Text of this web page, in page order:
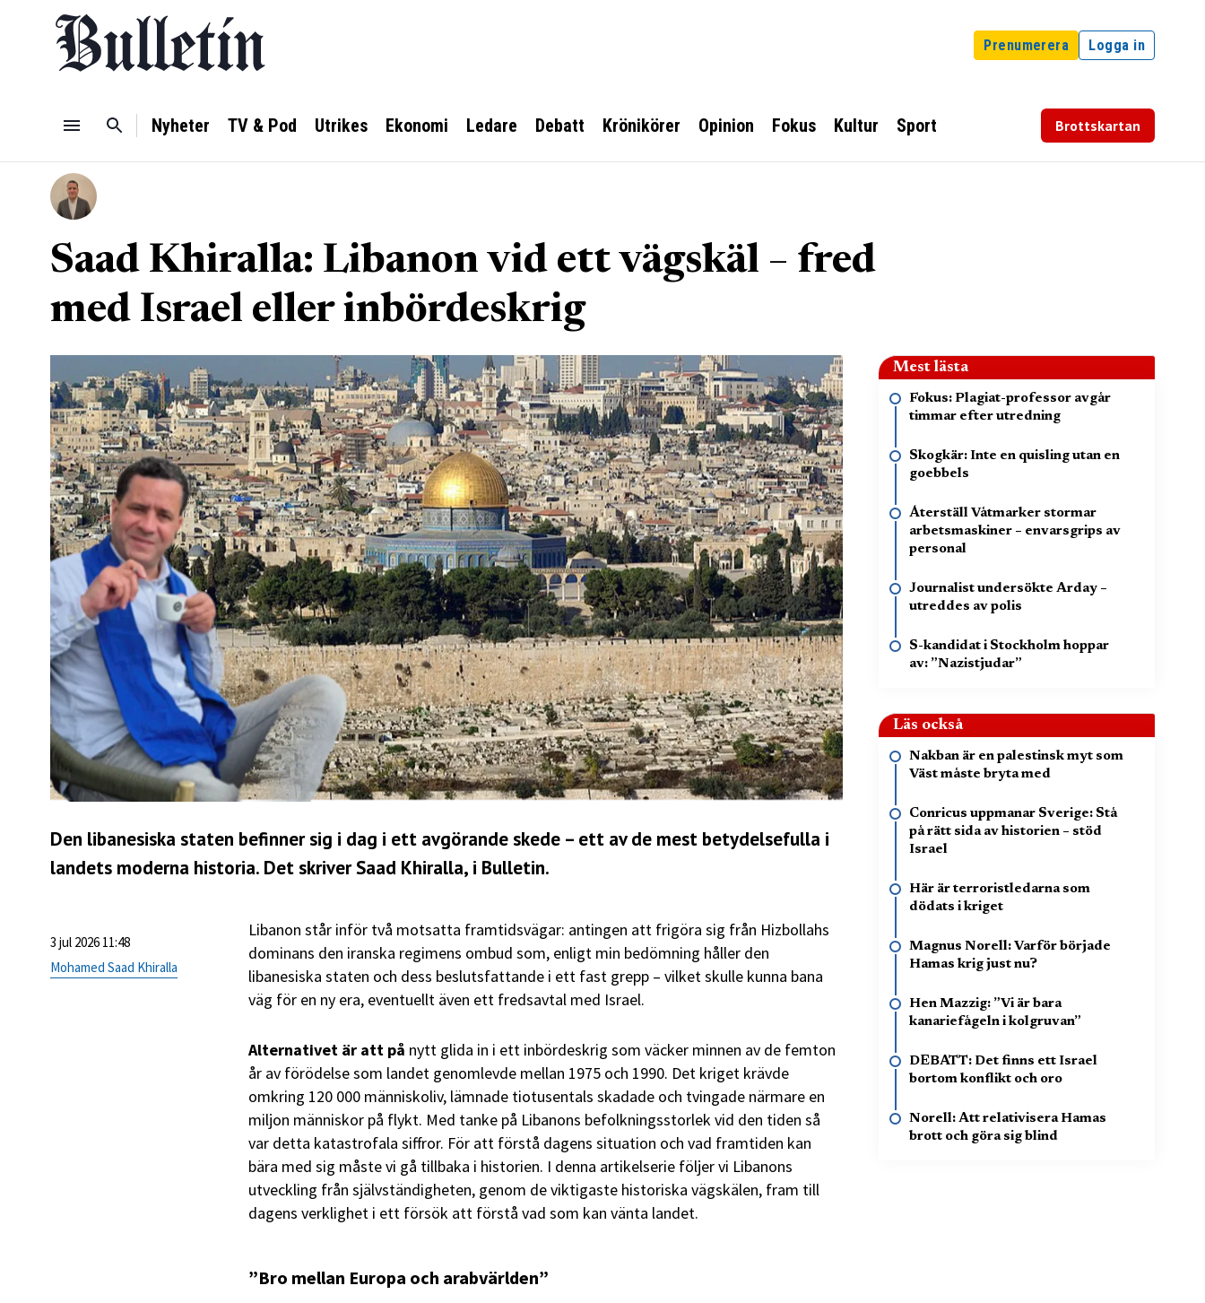
Prenumerera Logga in
Nyheter TV & Pod Utrikes Ekonomi Ledare Debatt Krönikörer Opinion Fokus Kultur Sport Brottskartan
Saad Khiralla: Libanon vid ett vägskäl – fred
med Israel eller inbördeskrig
Den libanesiska staten befinner sig i dag i ett avgörande skede – ett av de mest betydelsefulla i
landets moderna historia. Det skriver Saad Khiralla, i Bulletin.
3 jul 2026 11:48
Mohamed Saad Khiralla
Libanon står inför två motsatta framtidsvägar: antingen att frigöra sig från Hizbollahs
dominans den iranska regimens ombud som, enligt min bedömning håller den
libanesiska staten och dess beslutsfattande i ett fast grepp – vilket skulle kunna bana
väg för en ny era, eventuellt även ett fredsavtal med Israel.
Alternativet är att på nytt glida in i ett inbördeskrig som väcker minnen av de femton
år av förödelse som landet genomlevde mellan 1975 och 1990. Det kriget krävde
omkring 120 000 människoliv, lämnade tiotusentals skadade och tvingade närmare en
miljon människor på flykt. Med tanke på Libanons befolkningsstorlek vid den tiden så
var detta katastrofala siffror. För att förstå dagens situation och vad framtiden kan
bära med sig måste vi gå tillbaka i historien. I denna artikelserie följer vi Libanons
utveckling från självständigheten, genom de viktigaste historiska vägskälen, fram till
dagens verklighet i ett försök att förstå vad som kan vänta landet.
”Bro mellan Europa och arabvärlden”
Mest lästa
Fokus: Plagiat-professor avgår
timmar efter utredning
Skogkär: Inte en quisling utan en
goebbels
Återställ Våtmarker stormar
arbetsmaskiner – envarsgrips av
personal
Journalist undersökte Arday –
utreddes av polis
S-kandidat i Stockholm hoppar
av: ”Nazistjudar”
Läs också
Nakban är en palestinsk myt som
Väst måste bryta med
Conricus uppmanar Sverige: Stå
på rätt sida av historien – stöd
Israel
Här är terroristledarna som
dödats i kriget
Magnus Norell: Varför började
Hamas krig just nu?
Hen Mazzig: ”Vi är bara
kanariefågeln i kolgruvan”
DEBATT: Det finns ett Israel
bortom konflikt och oro
Norell: Att relativisera Hamas
brott och göra sig blind